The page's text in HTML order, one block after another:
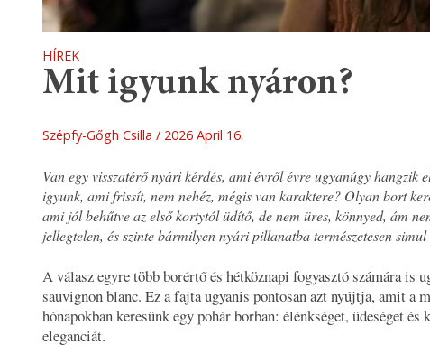
HÍREK
Mit igyunk nyáron?
Szépfy-Gőgh Csilla 2026 April 16.
Van egy visszatérő nyári kérdés, ami évről évre ugyanúgy hangzik
igyunk, ami frissít, nem nehéz, mégis van karaktere? Olyan bort
ami jól behűtve az első kortytól üdítő, de nem üres, könnyed, ám
jellegtelen, és szinte bármilyen nyári pillanatba természetesen simul
A válasz egyre több borértő és hétköznapi fogyasztó számára is
sauvignon blanc. Ez a fajta ugyanis pontosan azt nyújtja, amit a
hónapokban keresünk egy pohár borban: élénkséget, üdeséget és
eleganciát.